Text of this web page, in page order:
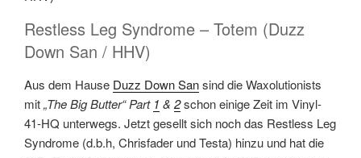
Restless Leg Syndrome – Totem (Duzz
Down San / HHV)
Aus dem Hause Duzz Down Sansind die Waxolutionists
mit„The Big Butter“ Part 1 & 2schon einige Zeit im Vinyl-
41-HQ unterwegs. Jetzt gesellt sich noch das Restless Leg
Syndrome (d.b.h, Chrisfader und Testa) hinzu und hat die